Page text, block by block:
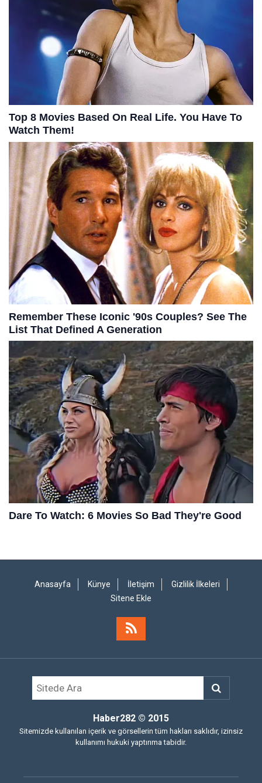
Anasayfa Künye İletişim
Gizlilik İlkeleri
Sitene Ekle
Haber282 © 2015
Sitemizde kullanılan içerik ve görsellerin tüm hakları saklıdır, izinsiz
kullanımı hukuki yaptırıma tabidir.